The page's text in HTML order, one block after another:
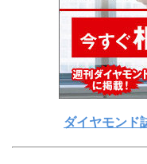
ダイヤモンド